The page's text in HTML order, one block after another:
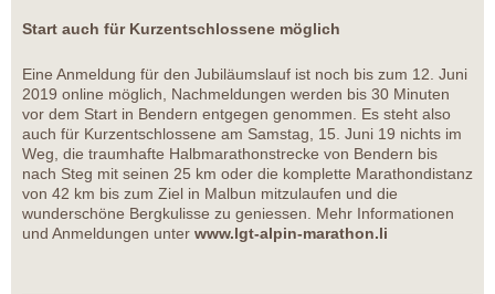
Start auch für Kurzentschlossene möglich
Eine Anmeldung für den Jubiläumslauf ist noch bis zum 12. Juni
2019 online möglich, Nachmeldungen werden bis 30 Minuten
vor dem Start in Bendern entgegen genommen. Es steht also
auch für Kurzentschlossene am Samstag, 15. Juni 19 nichts im
Weg, die traumhafte Halbmarathonstrecke von Bendern bis
nach Steg mit seinen 25 km oder die komplette Marathondistanz
von 42 km bis zum Ziel in Malbun mitzulaufen und die
wunderschöne Bergkulisse zu geniessen. Mehr Informationen
und Anmeldungen unter www.lgt-alpin-marathon.li